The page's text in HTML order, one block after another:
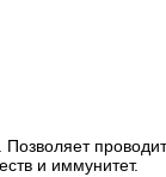
и иммунитет.